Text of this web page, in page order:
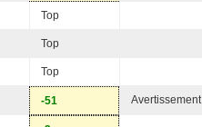
Top
Top
Top
-51 Avertissement